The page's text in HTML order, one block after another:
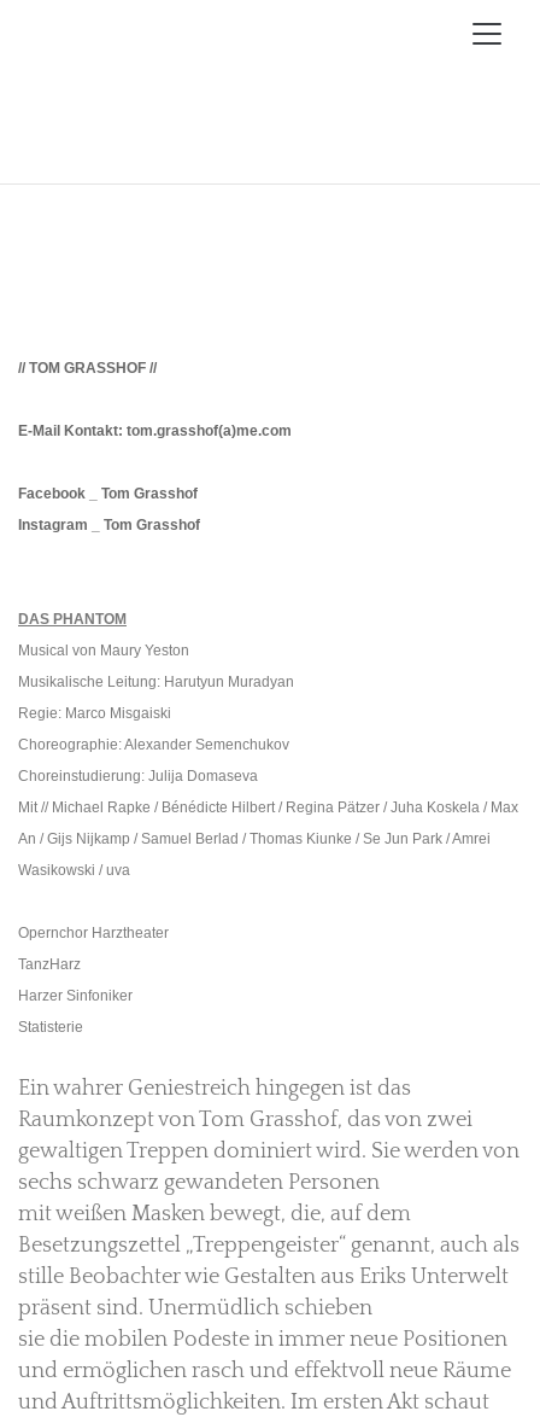
// TOM GRASSHOF //
E-Mail Kontakt: tom.grasshof(a)me.com
Facebook _ Tom Grasshof
Instagram _ Tom Grasshof
DAS PHANTOM
Musical von Maury Yeston
Musikalische Leitung: Harutyun Muradyan
Regie: Marco Misgaiski
Choreographie: Alexander Semenchukov
Choreinstudierung: Julija Domaseva
Mit // Michael Rapke / Bénédicte Hilbert / Regina Pätzer / Juha Koskela / Max
An / Gijs Nijkamp / Samuel Berlad / Thomas Kiunke / Se Jun Park / Amrei
Wasikowski / uva
Opernchor Harztheater
TanzHarz
Harzer Sinfoniker
Statisterie
Ein wahrer Geniestreich hingegen ist das
Raumkonzept von Tom Grasshof, das von zwei
gewaltigen Treppen dominiert wird. Sie werden von
sechs schwarz gewandeten Personen
mit weißen Masken bewegt, die, auf dem
Besetzungszettel „Treppengeister“ genannt, auch als
stille Beobachter wie Gestalten aus Eriks Unterwelt
präsent sind. Unermüdlich schieben
sie die mobilen Podeste in immer neue Positionen
und ermöglichen rasch und effektvoll neue Räume
und Auftrittsmöglichkeiten. Im ersten Akt schaut